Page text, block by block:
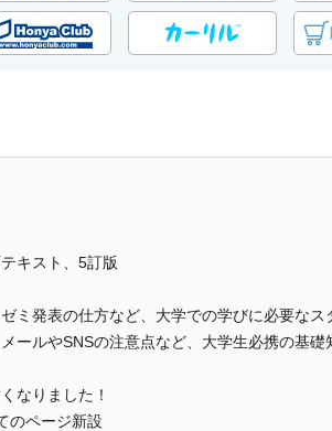
キスト、5訂版
ミ発表の仕方など、大学での学びに必要なス
ールやSNSの注意点など、大学生必携の基礎
なりました！
のページ新設